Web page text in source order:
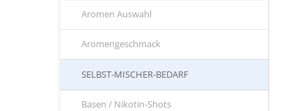
Aromen Auswahl
Aromengeschmack
SELBST-MISCHER-BEDARF
Basen / Nikotin-Shots